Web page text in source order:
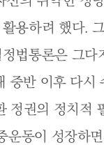
용하려 했다.
법통론은 그다
중반 이후 다시
정권의 정치적
운동이 성장하